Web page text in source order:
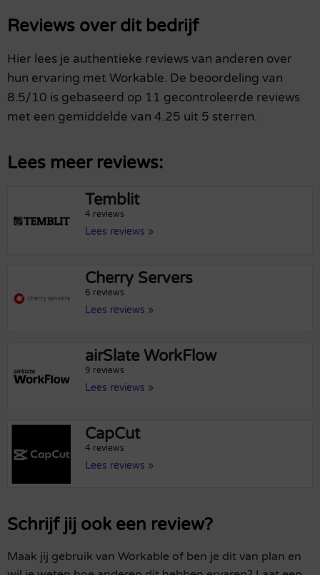
Reviews over dit bedrijf
Hier lees je authentieke reviews van anderen over
hun ervaring met Workable. De beoordeling van
8.5/10 is gebaseerd op 11 gecontroleerde reviews
met een gemiddelde van 4.25 uit 5 sterren.
Lees meer reviews:
Temblit
4 reviews
Lees reviews »
Cherry Servers
6 reviews
Lees reviews »
airSlate WorkFlow
9 reviews
Lees reviews »
CapCut
4 reviews
Lees reviews »
Schrijf jij ook een review?
Maak jij gebruik van Workable of ben je dit van plan en